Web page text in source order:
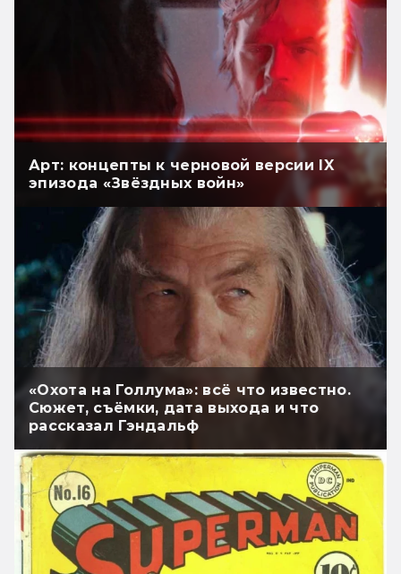
Арт: концепты к черновой версии IX
эпизода «Звёздных войн»
«Охота на Голлума»: всё что известно.
Сюжет, съёмки, дата выхода и что
рассказал Гэндальф